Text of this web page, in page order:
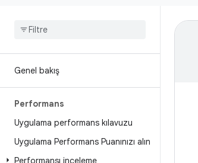
Genel bakış
Performans
Uygulama performans kılavuzu
Uygulama Performans Puanınızı alın
Performansı inceleme